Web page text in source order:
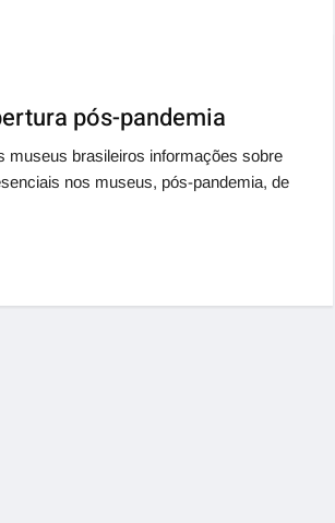
pós-pandemia
museus brasileiros informações sobre
nos museus, pós-pandemia, de